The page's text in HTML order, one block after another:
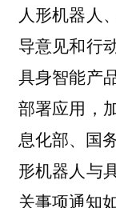
人形机器人
导意见和行
具身智能产
部署应用，
息化部、国
形机器人与
关事项通知